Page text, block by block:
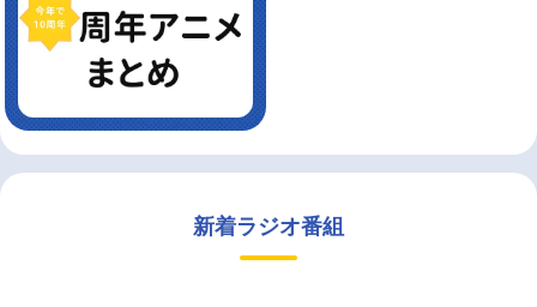
新着ラジオ番組